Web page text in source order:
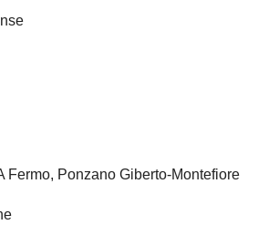
Fermo, Ponzano Giberto-Montefiore